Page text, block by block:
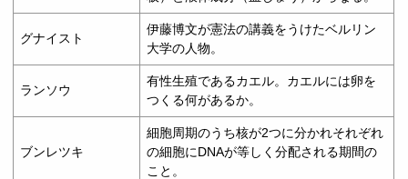
グナイスト
伊藤博文が憲法の講義をうけたベルリン
大学の人物。
ランソウ
有性生殖であるカエル。カエルには卵を
つくる何があるか。
ブンレツキ
細胞周期のうち核が2つに分かれそれぞれ
の細胞にDNAが等しく分配される期間の
こと。